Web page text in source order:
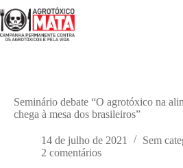
para
o
conteúdo
Seminário debate “O agrotóxico na
chega à mesa dos brasileiros”
14 de julho de 2021
Sem
2 comentários